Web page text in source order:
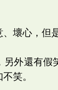
壞心，但
外還有
笑。